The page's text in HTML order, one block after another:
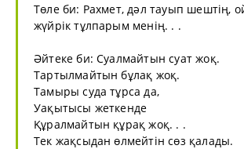
Төле би: Рахмет, дәл тауып шештің,
жүйрік тұлпарым менің. . .
Әйтеке би: Суалмайтын суат жоқ.
Тартылмайтын бұлақ жоқ.
Тамыры суда тұрса да,
Уақытысы жеткенде
Құралмайтын құрақ жоқ. . .
Тек жақсыдан өлмейтін сөз қалады.